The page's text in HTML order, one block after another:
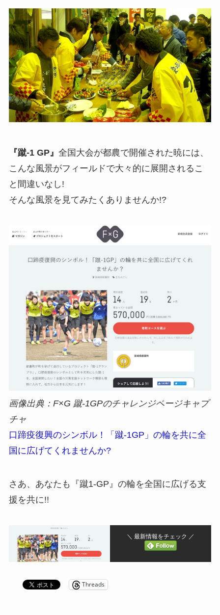
『蹴-1 GP』 全国大会が都農で開催された暁には、
こんな風景がフィールドで大々的に展開されるこ
と間違いなし!
そんな風景を見てみたくありませんか!?
画像出典：F×G 蹴-1GPのチャレンジページキャプ
チャ
口蹄疫復興のシンボル！「蹴-1GP」の輪を共に全
国に広げてくれませんか?
さあ、あなたも『蹴1-GP』の輪を全国に広げる支
援を共に!!
＼ 最新情報をチェック ／
Threads